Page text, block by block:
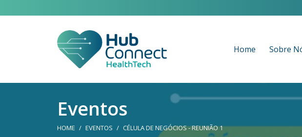
Home Sobre
Eventos
HOME EVENTOS CÉLULA DE NEGÓCIOS - REUNIÃO 1